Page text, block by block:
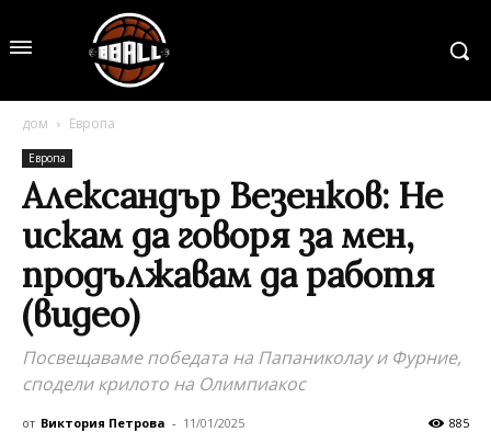
дом Европа
Европа
Александър Везенков: Не
искам да говоря за мен,
продължавам да работя
(видео)
Посвещаваме победата на Папаниколау и Фурние,
сподели крилото на Олимпиакос
от Виктория Петрова - 11/01/2025 885